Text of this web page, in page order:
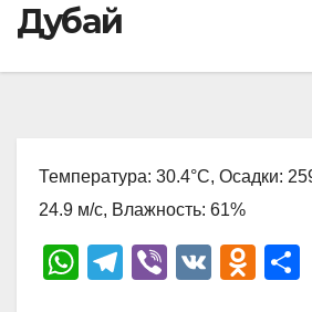
Дубай
Температура: 30.4°C, Осадки:
24.9 м/с, Влажность: 61%
W
T
Vi
V
O